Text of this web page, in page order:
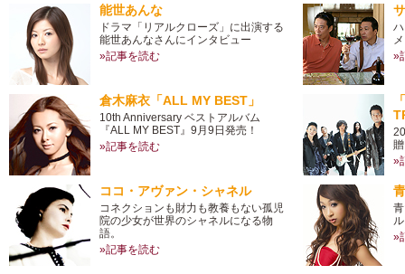
能世あんな
ドラマ「リアルクローズ」に出演する
能世あんなさんにインタビュー
»記事を読む
»
倉木麻衣「ALL MY BEST」
10th Anniversary ベストアルバム
『ALL MY BEST』9月9日発売！
»記事を読む
»
ココ・アヴァン・シャネル
コネクションも財力も教養もない孤児
院の少女が世界のシャネルになる物
語。
»記事を読む
»